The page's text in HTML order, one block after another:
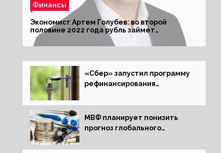
Финансы
Экономист Артем Голубев: во второй
половине 2022 года рубль займет
комфортный курс
«Сбер» запустил программу
рефинансирования
МВФ планирует понизить
прогноз глобального
следующем отчете